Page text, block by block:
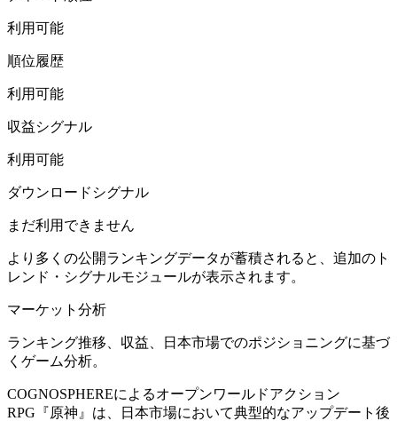
利用可能
順位履歴
利用可能
収益シグナル
利用可能
ダウンロードシグナル
まだ利用できません
より多くの公開ランキングデータが蓄積されると、追加のト
レンド・シグナルモジュールが表示されます。
マーケット分析
ランキング推移、収益、日本市場でのポジショニングに基づ
くゲーム分析。
COGNOSPHEREによるオープンワールドアクション
RPG『原神』は、日本市場において典型的なアップデート後